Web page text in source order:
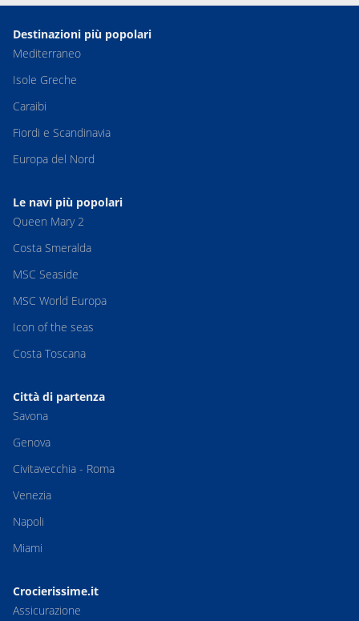
Destinazioni più popolari
Mediterraneo
Isole Greche
Caraibi
Fiordi e Scandinavia
Europa del Nord
Le navi più popolari
Queen Mary 2
Costa Smeralda
MSC Seaside
MSC World Europa
Icon of the seas
Costa Toscana
Città di partenza
Savona
Genova
Civitavecchia - Roma
Venezia
Napoli
Miami
Crocierissime.it
Assicurazione